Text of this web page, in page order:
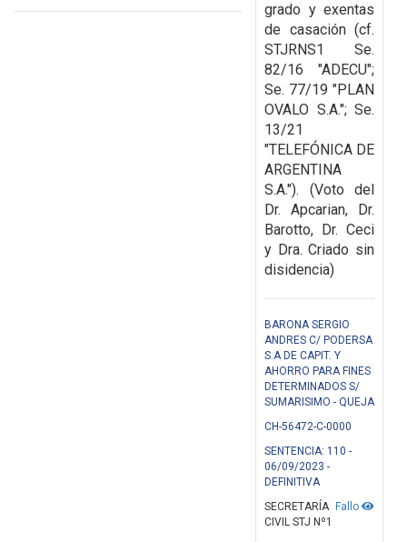
grado y exentas
de casación (cf.
STJRNS1 Se.
82/16 "ADECU";
Se. 77/19 "PLAN
OVALO S.A."; Se.
13/21
"TELEFÓNICA DE
ARGENTINA
S.A."). (Voto del
Dr. Apcarian, Dr.
Barotto, Dr. Ceci
y Dra. Criado sin
disidencia)
BARONA SERGIO
ANDRES C/ PODERSA
S.A DE CAPIT. Y
AHORRO PARA FINES
DETERMINADOS S/
SUMARISIMO - QUEJA
CH-56472-C-0000
SENTENCIA: 110 -
06/09/2023 -
DEFINITIVA
Fallo
SECRETARÍA
CIVIL STJ Nº1